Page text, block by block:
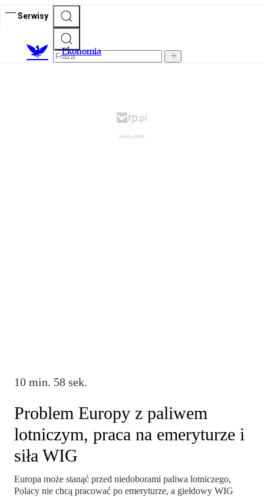
Serwisy
Ekonomia
10 min. 58 sek.
Problem Europy z paliwem
lotniczym, praca na emeryturze i
siła WIG
Europa może stanąć przed niedoborami paliwa lotniczego,
Polacy nie chcą pracować po emeryturze, a giełdowy WIG